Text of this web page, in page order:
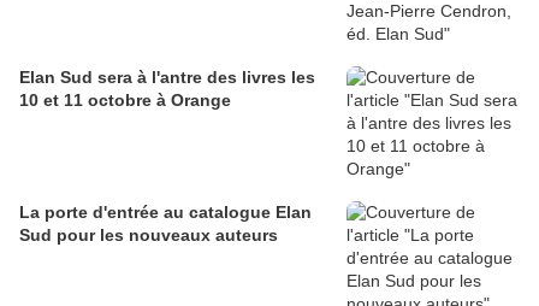
Elan Sud sera à l'antre des livres les
10 et 11 octobre à Orange
La porte d'entrée au catalogue Elan
Sud pour les nouveaux auteurs